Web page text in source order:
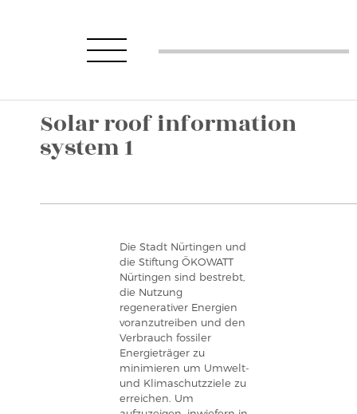
Solar roof information
system 1
Die Stadt Nürtingen und
die Stiftung ÖKOWATT
Nürtingen sind bestrebt,
die Nutzung
regenerativer Energien
voranzutreiben und den
Verbrauch fossiler
Energieträger zu
minimieren um Umwelt-
und Klimaschutzziele zu
erreichen. Um